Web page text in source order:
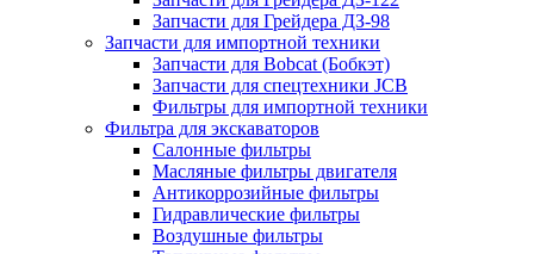
Запчасти для Грейдера ДЗ-98
Запчасти для импортной техники
Запчасти для Bobcat (Бобкэт)
Запчасти для спецтехники JCB
Фильтры для импортной техники
Фильтра для экскаваторов
Салонные фильтры
Масляные фильтры двигателя
Антикоррозийные фильтры
Гидравлические фильтры
Воздушные фильтры